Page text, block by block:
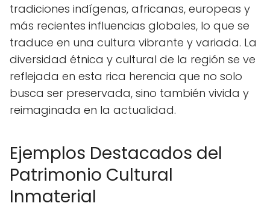
tradiciones indígenas, africanas, europeas y
más recientes influencias globales, lo que se
traduce en una cultura vibrante y variada. La
diversidad étnica y cultural de la región se ve
reflejada en esta rica herencia que no solo
busca ser preservada, sino también vivida y
reimaginada en la actualidad.
Ejemplos Destacados del
Patrimonio Cultural
Inmaterial